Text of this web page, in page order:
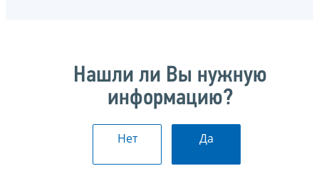
Нашли ли Вы нужную
информацию?
Нет Да